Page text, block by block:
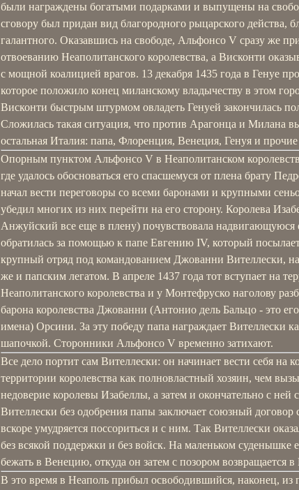
были награждены богатыми подарками и выпущены на
сговору был придан вид благородного рыцарского действа,
галантного. Оказавшись на свободе, Альфонсо V сразу же
отвоеванию Неаполитанского королевства, а Висконти
с мощной коалицией врагов. 13 декабря 1435 года в Генуе
которое положило конец миланскому владычеству в этом
Висконти быстрым штурмом овладеть Генуей закончилась
Сложилась такая ситуация, что против Арагонца и Милана
остальная Италия: папа, Флоренция, Венеция, Генуя и прочие
Опорным пунктом Альфонсо V в Неаполитанском
где удалось обосноваться его спасшемуся от плена брату
начал вести переговоры со всеми баронами и крупными
убедил многих из них перейти на его сторону. Королева
Анжуйский все еще в плену) почувствовала надвигающуюся
обратилась за помощью к папе Евгению IV, который
крупный отряд под командованием Джованни Вителлески,
же и папским легатом. В апреле 1437 года тот вступает на
Неаполитанского королевства и у Монтефруско наголову
барона королевства Джованни (Антонио дель Бальцо - это
имена) Орсини. За эту победу папа награждает Вителлески
шапочкой. Сторонники Альфонсо V временно затихают.
Все дело портит сам Вителлески: он начинает вести себя на
территории королевства как полновластный хозяин, чем
недоверие королевы Изабеллы, а затем и окончательно с ней
Вителлески без одобрения папы заключает союзный
вскоре умудряется поссориться и с ним. Так Вителлески
без всякой поддержки и без войск. На маленьком суденышке
бежать в Венецию, откуда он затем с позором возвращается
В это время в Неаполь прибыл освободившийся, наконец, из